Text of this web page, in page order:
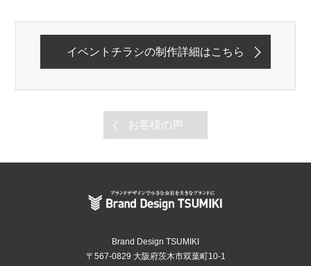
イベントチラシの制作詳細はこちら
お客様の声
Brand Design TSUMIKI
〒567-0829 大阪府茨木市双葉町10-1